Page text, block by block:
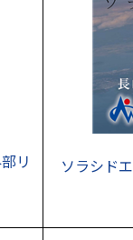
リ
ソラシド